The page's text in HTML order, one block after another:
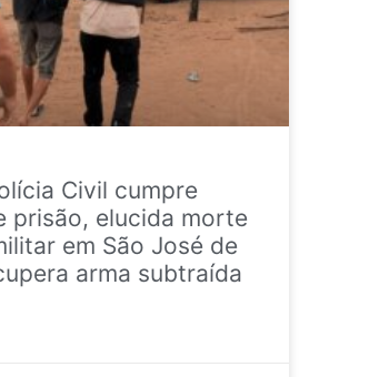
Civil cumpre
prisão, elucida morte
em São José de
arma subtraída